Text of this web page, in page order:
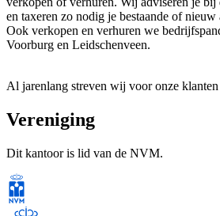
en taxeren zo nodig je bestaande of
Ook verkopen en verhuren we
Voorburg en Leidschenveen.
Al jarenlang streven wij voor onze klanten
en persoonlijk. Wij onderscheiden ons
brede netwerk. Als onze klanten tevreden
Vereniging
Dit kantoor is lid van de NVM.